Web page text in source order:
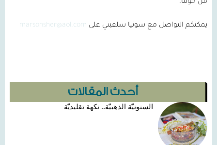
أحدث المقالات
السنونيّة الذهبيّة.. نكهة تقليديّة
من حولنا.
يمكنكم التواصل مع سونيا سلفيتي على marsonsher@aol.com